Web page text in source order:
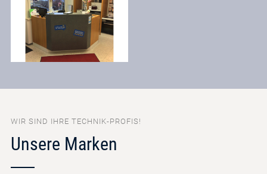
WIR SIND IHRE TECHNIK-PROFIS!
Unsere Marken